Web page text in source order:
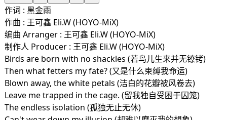
作词 : 黑金雨
作曲 : 王可鑫 Eli.W (HOYO-MiX)
编曲 Arranger : 王可鑫 Eli.W (HOYO-MiX)
制作人 Producer : 王可鑫 Eli.W (HOYO-MiX)
Birds are born with no shackles (若鸟儿生来并无镣铐)
Then what fetters my fate? (又是什么束缚我命运)
Blown away, the white petals (洁白的花瓣被风卷去)
Leave me trapped in the cage. (留我独自受困于囚笼)
The endless isolation (孤独无止无休)